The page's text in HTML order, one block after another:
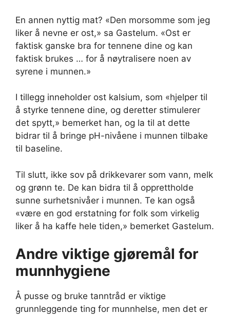
En annen nyttig mat? «Den morsomme som jeg
liker å nevne er ost,» sa Gastelum. «Ost er
faktisk ganske bra for tennene dine og kan
faktisk brukes … for å nøytralisere noen av
syrene i munnen.»
I tillegg inneholder ost kalsium, som «hjelper til
å styrke tennene dine, og deretter stimulerer
det spytt,» bemerket han, og la til at dette
bidrar til å bringe pH-nivåene i munnen tilbake
til baseline.
Til slutt, ikke sov på drikkevarer som vann, melk
og grønn te. De kan bidra til å opprettholde
sunne surhetsnivåer i munnen. Te kan også
«være en god erstatning for folk som virkelig
liker å ha kaffe hele tiden,» bemerket Gastelum.
Andre viktige gjøremål for
munnhygiene
Å pusse og bruke tanntråd er viktige
grunnleggende ting for munnhelse, men det er